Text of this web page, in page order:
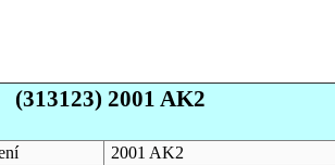
(313123) 2001 AK2
2001 AK2